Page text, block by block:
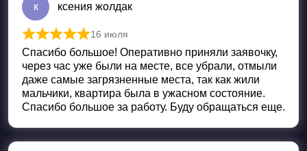
к ксения жолдак
Оценка
16 июля
Спасибо большое! Оперативно приняли заявочку,
через час уже были на месте, все убрали, отмыли
даже самые загрязненные места, так как жили
мальчики, квартира была в ужасном состояние.
Спасибо большое за работу. Буду обращаться еще.